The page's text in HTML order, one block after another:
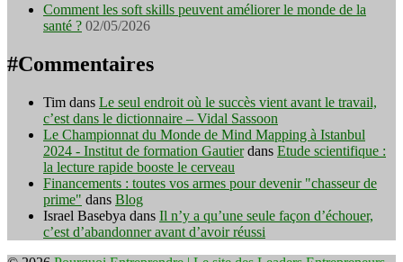
Comment les soft skills peuvent améliorer le monde de la
santé ? 02/05/2026
#Commentaires
Tim dans Le seul endroit où le succès vient avant le travail,
c’est dans le dictionnaire – Vidal Sassoon
Le Championnat du Monde de Mind Mapping à Istanbul
2024 - Institut de formation Gautierdans Etude scientifique :
la lecture rapide booste le cerveau
Financements : toutes vos armes pour devenir "chasseur de
prime" dans Blog
Israel Basebya dans Il n’y a qu’une seule façon d’échouer,
c’est d’abandonner avant d’avoir réussi